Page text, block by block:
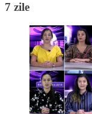
7 zile